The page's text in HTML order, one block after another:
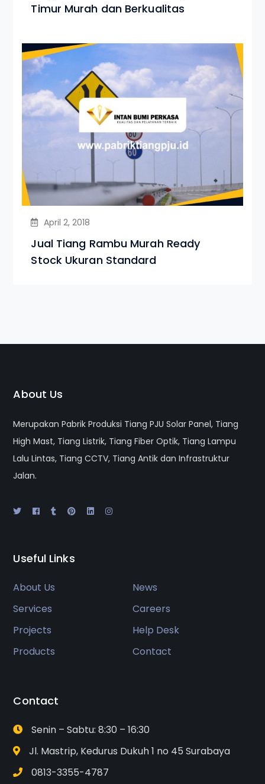
Timur Murah dan Berkualitas
April 2, 2018
Jual Tiang Rambu Murah Ready
Stock Ukuran Standard
About Us
Merupakan Pabrik Produksi Tiang PJU Solar Panel, Tiang
High Mast, Tiang Listrik, Tiang Fiber Optik, Tiang Lampu
Lalu Lintas, Tiang CCTV, Tiang Antik dan Infrastruktur
Jalan.
Useful Links
About Us
News
Services
Careers
Projects
Help Desk
Products
Contact
Contact
Senin – Sabtu: 8:30 – 16:30
Jl. Mastrip, Kedurus Dukuh 1 no 45 Surabaya
0813-3355-4787